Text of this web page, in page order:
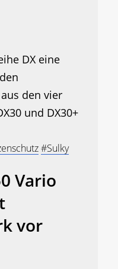
DX eine
den vier
und DX30+
#Sulky
Vario
vor